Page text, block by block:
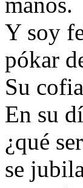
Y soy
pókar
Su
En su
¿qué
se